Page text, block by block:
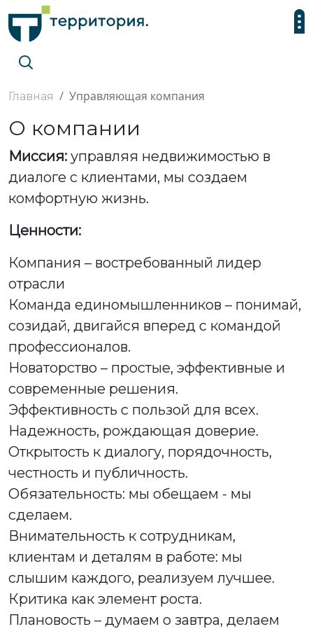
Главная Управляющая компания
О компании
Миссия: управляя недвижимостью в
диалоге с клиентами, мы создаем
комфортную жизнь.
Ценности:
Компания – востребованный лидер
отрасли
Команда единомышленников – понимай,
созидай, двигайся вперед с командой
профессионалов.
Новаторство – простые, эффективные и
современные решения.
Эффективность с пользой для всех.
Надежность, рождающая доверие.
Открытость к диалогу, порядочность,
честность и публичность.
Обязательность: мы обещаем - мы
сделаем.
Внимательность к сотрудникам,
клиентам и деталям в работе: мы
слышим каждого, реализуем лучшее.
Критика как элемент роста.
Плановость – думаем о завтра, делаем